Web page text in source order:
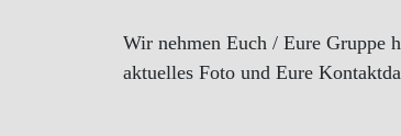
Wir nehmen Euch / Eure Gruppe
aktuelles Foto und Eure